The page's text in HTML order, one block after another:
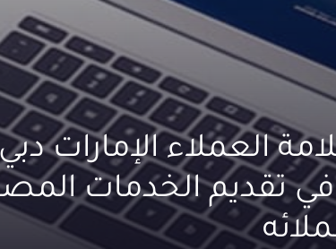
العملاء الإمارات
تقديم الخدمات